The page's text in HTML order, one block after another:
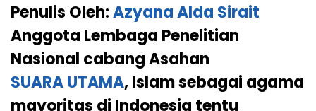
Penulis Oleh:Azyana Alda Sirait
Anggota Lembaga Penelitian
Nasional cabang Asahan
SUARA UTAMA, Islam sebagai agama
mayoritas di Indonesia tentu